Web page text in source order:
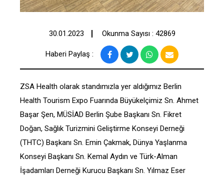
30.01.2023 Okunma Sayısı : 42869
Haberi Paylaş :
ZSA Health olarak standımızla yer aldığımız Berlin
Health Tourism Expo Fuarında Büyükelçimiz Sn. Ahmet
Başar Şen, MÜSİAD Berlin Şube Başkanı Sn. Fikret
Doğan, Sağlık Turizmini Geliştirme Konseyi Derneği
(THTC) Başkanı Sn. Emin Çakmak, Dünya Yaşlanma
Konseyi Başkanı Sn. Kemal Aydın ve Türk-Alman
İşadamları Derneği Kurucu Başkanı Sn. Yılmaz Eser